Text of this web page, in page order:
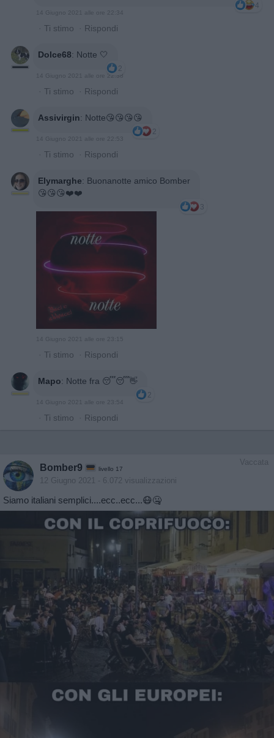
4
14 Giugno 2021 alle ore 22:34
· Ti stimo · Rispondi
Dolce68: Notte 🤍
2
14 Giugno 2021 alle ore 22:38
· Ti stimo · Rispondi
Assivirgin: Notte😘😘😘😘
2
14 Giugno 2021 alle ore 22:53
· Ti stimo · Rispondi
Elymarghe: Buonanotte amico Bomber
😘😘😘❤️❤️
3
14 Giugno 2021 alle ore 23:15
· Ti stimo · Rispondi
Mapo: Notte fra 😴😴👋
2
14 Giugno 2021 alle ore 23:54
· Ti stimo · Rispondi
Vaccata
Bomber9 livello 17
12 Giugno 2021 - 6.072 visualizzazioni
Siamo italiani semplici....ecc..ecc...😷🤐